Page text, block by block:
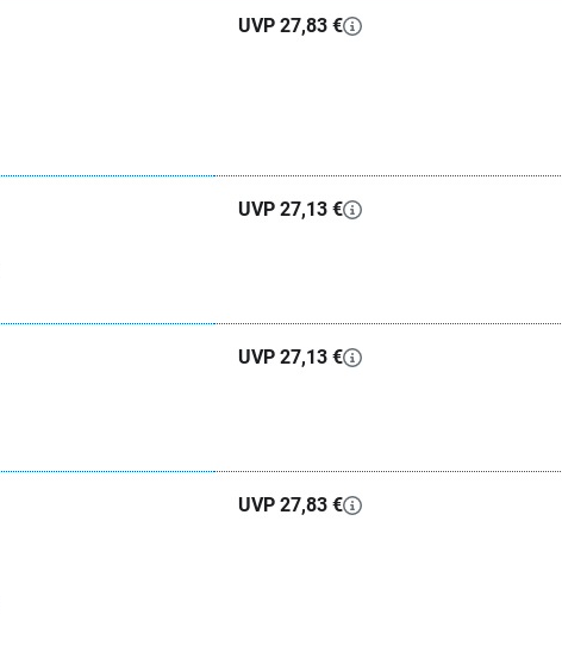
UVP 27,83 €
UVP 27,13 €
UVP 27,13 €
UVP 27,83 €